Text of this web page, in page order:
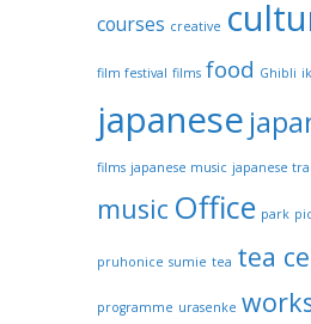
courses creative
film festival films food Ghibli
japanese
films japanese music japanese
music Office park
pruhonice sumie tea tea
programme urasenke